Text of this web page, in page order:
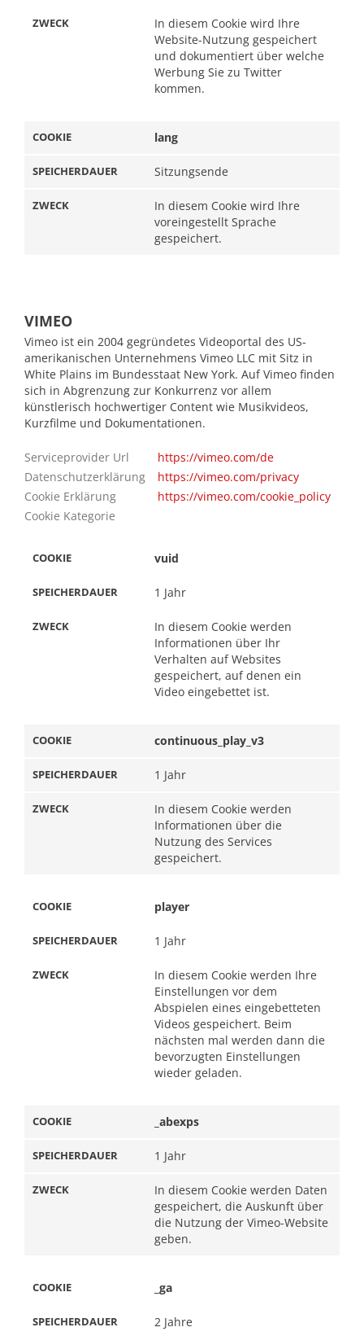
In diesem Cookie wird Ihre
Website-Nutzung gespeichert
und dokumentiert über welche
Werbung Sie zu Twitter
kommen.
lang
Sitzungsende
In diesem Cookie wird Ihre
voreingestellt Sprache
gespeichert.
VIMEO
Vimeo ist ein 2004 gegründetes Videoportal des US-
amerikanischen Unternehmens Vimeo LLC mit Sitz in
White Plains im Bundesstaat New York‍. Auf Vimeo finden
sich in Abgrenzung zur Konkurrenz vor allem
künstlerisch hochwertiger Content wie Musikvideos,
Kurzfilme und Dokumentationen.
Serviceprovider Url
https://vimeo.com/de
Datenschutzerklärung
https://vimeo.com/privacy
Cookie Erklärung
https://vimeo.com/cookie_policy
Cookie Kategorie
vuid
1 Jahr
In diesem Cookie werden
Informationen über Ihr
Verhalten auf Websites
gespeichert, auf denen ein
Video eingebettet ist.
continuous_play_v3
1 Jahr
In diesem Cookie werden
Informationen über die
Nutzung des Services
gespeichert.
player
1 Jahr
In diesem Cookie werden Ihre
Einstellungen vor dem
Abspielen eines eingebetteten
Videos gespeichert. Beim
nächsten mal werden dann die
bevorzugten Einstellungen
wieder geladen.
_abexps
1 Jahr
In diesem Cookie werden Daten
gespeichert, die Auskunft über
die Nutzung der Vimeo-Website
geben.
_ga
2 Jahre